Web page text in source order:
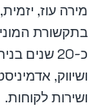
מירה עוז,
בתקשורת
כ-20 שנים
ושיווק,
ושירות לקוחות.